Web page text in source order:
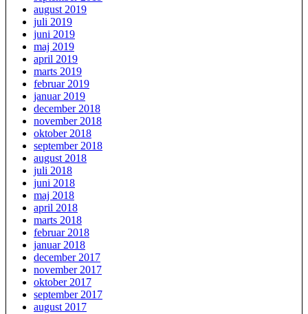
august 2019
juli 2019
juni 2019
maj 2019
april 2019
marts 2019
februar 2019
januar 2019
december 2018
november 2018
oktober 2018
september 2018
august 2018
juli 2018
juni 2018
maj 2018
april 2018
marts 2018
februar 2018
januar 2018
december 2017
november 2017
oktober 2017
september 2017
august 2017